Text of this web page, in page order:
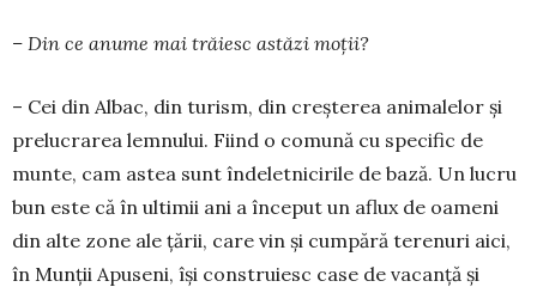
– Din ce anume mai trăiesc astăzi moții?
– Cei din Albac, din turism, din creșterea ani­ma­lelor și
prelucrarea lemnului. Fiind o comună cu spe­ci­fic de
munte, cam astea sunt îndeletnicirile de ba­ză. Un lucru
bun este că în ultimii ani a început un aflux de oameni
din alte zone ale țării, care vin și cum­pără terenuri aici,
în Munții Apuseni, își con­struiesc case de vacanță și